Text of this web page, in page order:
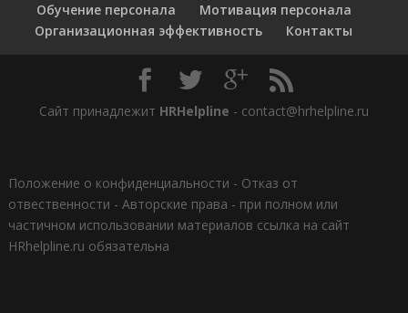
Обучение персонала
Мотивация персонала
Организационная эффективность
Контакты
Сайт принадлежит HRHelpline - contact@hrhelpline.ru
Положение о конфиденциальности - Отказ от
отвественности - Авторские права - при полном или
частичном использовании материалов ссылка на сайт
HRhelpline.ru обязательна